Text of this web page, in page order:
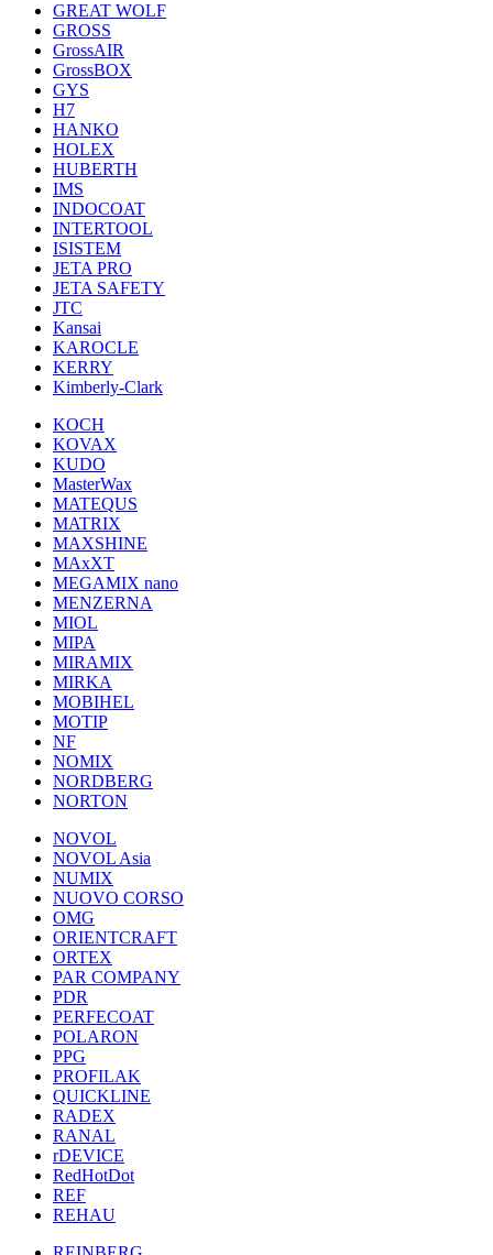
GREAT WOLF
GROSS
GrossAIR
GrossBOX
GYS
H7
HANKO
HOLEX
HUBERTH
IMS
INDOCOAT
INTERTOOL
ISISTEM
JETA PRO
JETA SAFETY
JTC
Kansai
KAROCLE
KERRY
Kimberly-Clark
KOCH
KOVAX
KUDO
MasterWax
MATEQUS
MATRIX
MAXSHINE
MAxXT
MEGAMIX nano
MENZERNA
MIOL
MIPA
MIRAMIX
MIRKA
MOBIHEL
MOTIP
NF
NOMIX
NORDBERG
NORTON
NOVOL
NOVOL Asia
NUMIX
NUOVO CORSO
OMG
ORIENTCRAFT
ORTEX
PAR COMPANY
PDR
PERFECOAT
POLARON
PPG
PROFILAK
QUICKLINE
RADEX
RANAL
rDEVICE
RedHotDot
REF
REHAU